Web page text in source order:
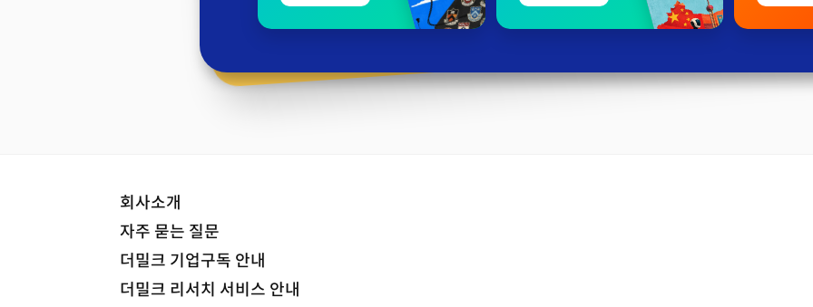
회사소개
자주 묻는 질문
더밀크 기업구독 안내
더밀크 리서치 서비스 안내